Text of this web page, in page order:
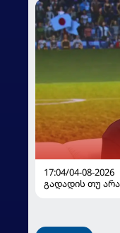
17:04/04-08-2026
გადადის თუ